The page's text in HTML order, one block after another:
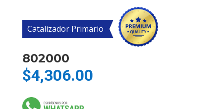
Catalizador Primario
802000
$4,306.00